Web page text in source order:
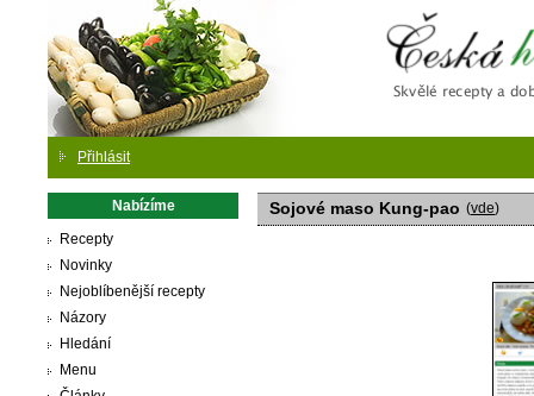
Přihlásit
Nabízíme
Recepty
Novinky
Nejoblíbenější recepty
Názory
Hledání
Menu
Sojové maso Kung-pao (vde)